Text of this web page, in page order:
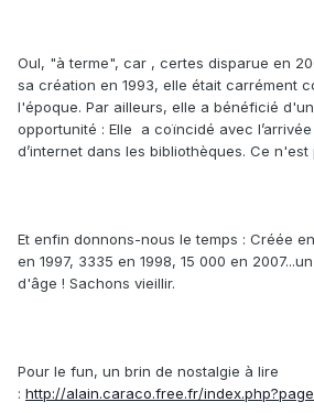
OuI, "à terme", car , certes disparue en
sa création en 1993, elle était carrément
l'époque. Par ailleurs, elle a bénéficié
opportunité : Elle a coïncidé avec
d’internet dans les bibliothèques. Ce n'est
Et enfin donnons-nous le temps : Créée
en 1997, 3335 en 1998, 15 000 en
d'âge ! Sachons vieillir.
Pour le fun, un brin de nostalgie à lire
: http://alain.caraco.free.fr/